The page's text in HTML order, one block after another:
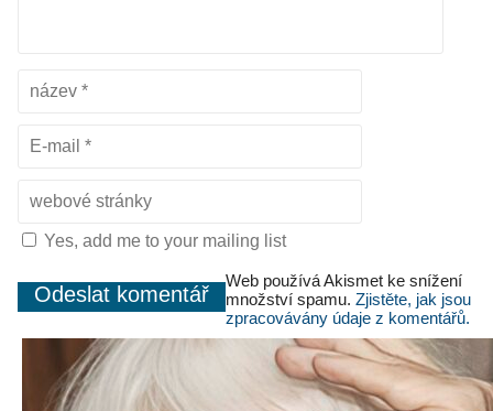
Yes, add me to your mailing list
Web používá Akismet ke snížení
množství spamu. Zjistěte, jak jsou
zpracovávány údaje z komentářů.